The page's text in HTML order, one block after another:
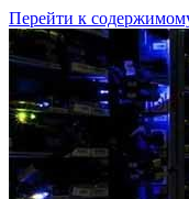
Перейти к